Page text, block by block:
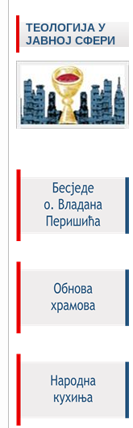
ТЕОЛОГИЈА У
ЈАВНОЈ СФЕРИ